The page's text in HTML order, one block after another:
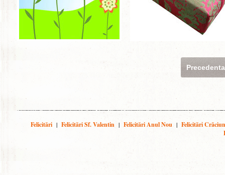
Precedenta
Felicitări | Felicitări Sf. Valentin | Felicitări Anul Nou | Felicitări